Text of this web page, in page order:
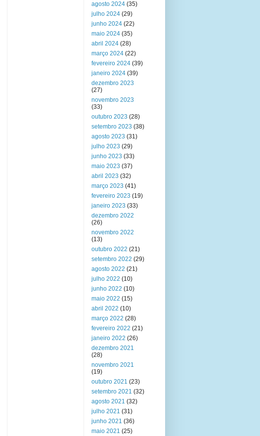
agosto 2024 (35)
julho 2024 (29)
junho 2024 (22)
maio 2024 (35)
abril 2024 (28)
março 2024 (22)
fevereiro 2024 (39)
janeiro 2024 (39)
dezembro 2023
(27)
novembro 2023
(33)
outubro 2023 (28)
setembro 2023 (38)
agosto 2023 (31)
julho 2023 (29)
junho 2023 (33)
maio 2023 (37)
abril 2023 (32)
março 2023 (41)
fevereiro 2023 (19)
janeiro 2023 (33)
dezembro 2022
(26)
novembro 2022
(13)
outubro 2022 (21)
setembro 2022 (29)
agosto 2022 (21)
julho 2022 (10)
junho 2022 (10)
maio 2022 (15)
abril 2022 (10)
março 2022 (28)
fevereiro 2022 (21)
janeiro 2022 (26)
dezembro 2021
(28)
novembro 2021
(19)
outubro 2021 (23)
setembro 2021 (32)
agosto 2021 (32)
julho 2021 (31)
junho 2021 (36)
maio 2021 (25)